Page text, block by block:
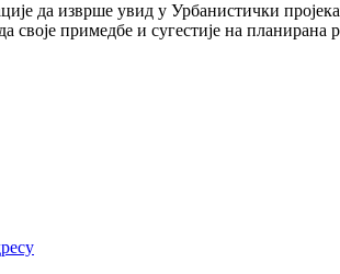
да изврше увид у Урбанистички
примедбе и сугестије на